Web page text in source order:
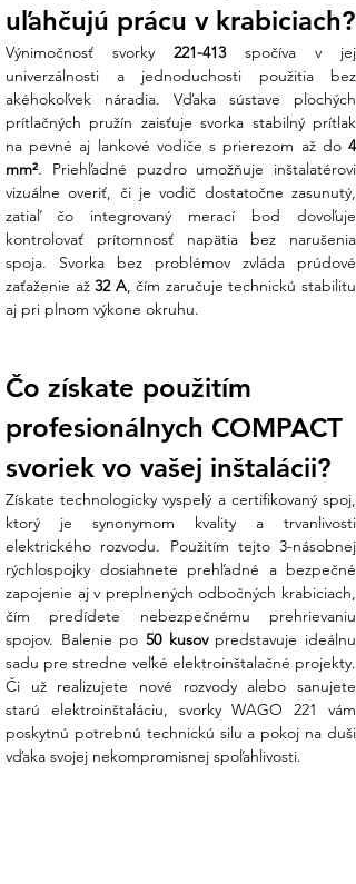
Koniec technickej neistote:
svorka vydrží záťaž pri napájaní
výkonnejších spotrebičov? Náš tím v
Ensun vám potvrdí, že vďaka
menovitému prúdu 32 A je táto svorka
pripravená aj na náročnejšie domové a
priemyselné rozvody.
Technické parametre:
V Ensun sa spoliehame na nemeckú kvalitu
WAGO, ktorá spĺňa tie najprísnejšie normy:
Počet svorných
3
Prierez vodiča
0,2 mm² – 4 mm²
Menovité napätie
450 V
Menovitý prúd
32 A
Maximálna
teplota okolia
85 °C
Technológia spojaCAGE CLAMP®
(ovládanie páčkou)
Čo získate nákupom v Ensun?
Z vášho prieskumu vieme, že pri
elektroinštalácii je dôležitá nielen rýchlosť,
ale aj prehľadnosť. My v Ensun vám
garantujeme odborné zázemie:
uľahčujú prácu v krabiciach?
Výnimočnosť svorky 221-413 spočíva v jej
univerzálnosti a jednoduchosti použitia bez
akéhokoľvek náradia. Vďaka sústave plochých
prítlačných pružín zaisťuje svorka stabilný prítlak
na pevné aj lankové vodiče s prierezom až do 4
mm². Priehľadné puzdro umožňuje inštalatérovi
vizuálne overiť, či je vodič dostatočne zasunutý,
zatiaľ čo integrovaný merací bod dovoľuje
kontrolovať prítomnosť napätia bez narušenia
spoja. Svorka bez problémov zvláda prúdové
zaťaženie až 32 A, čím zaručuje technickú stabilitu
aj pri plnom výkone okruhu.
Čo získate použitím
profesionálnych COMPACT
svoriek vo vašej inštalácii?
Získate technologicky vyspelý a certifikovaný spoj,
ktorý je synonymom kvality a trvanlivosti
elektrického rozvodu. Použitím tejto 3-násobnej
rýchlospojky dosiahnete prehľadné a bezpečné
zapojenie aj v preplnených odbočných krabiciach,
čím predídete nebezpečnému prehrievaniu
spojov. Balenie po 50 kusov predstavuje ideálnu
sadu pre stredne veľké elektroinštalačné projekty.
Či už realizujete nové rozvody alebo sanujete
starú elektroinštaláciu, svorky WAGO 221 vám
poskytnú potrebnú technickú silu a pokoj na duši
vďaka svojej nekompromisnej spoľahlivosti.